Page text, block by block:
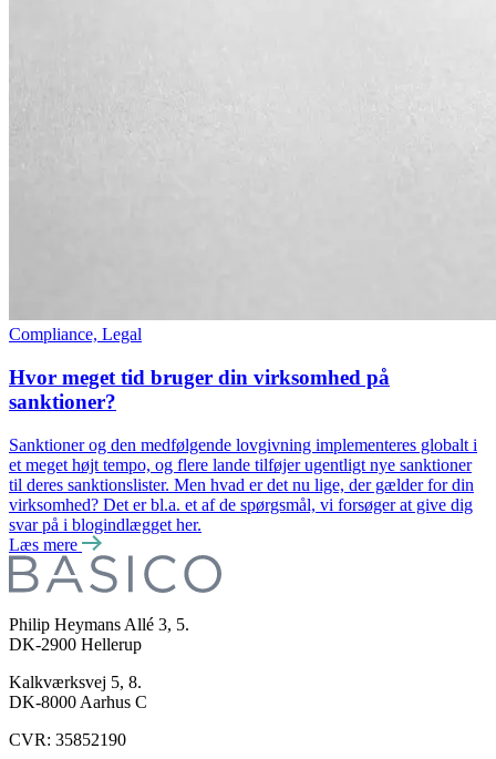
Compliance, Legal
Hvor meget tid bruger din virksomhed på
sanktioner?
Sanktioner og den medfølgende lovgivning implementeres globalt i
et meget højt tempo, og flere lande tilføjer ugentligt nye sanktioner
til deres sanktionslister. Men hvad er det nu lige, der gælder for din
virksomhed? Det er bl.a. et af de spørgsmål, vi forsøger at give dig
svar på i blogindlægget her.
Læs mere
Philip Heymans Allé 3, 5.
DK-2900 Hellerup
Kalkværksvej 5, 8.
DK-8000 Aarhus C
CVR: 35852190